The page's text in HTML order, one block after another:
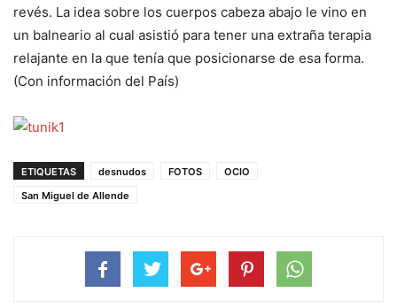
revés. La idea sobre los cuerpos cabeza abajo le vino en
un balneario al cual asistió para tener una extraña terapia
relajante en la que tenía que posicionarse de esa forma.
(Con información del País)
ETIQUETAS desnudos FOTOS
OCIO
San Miguel de Allende